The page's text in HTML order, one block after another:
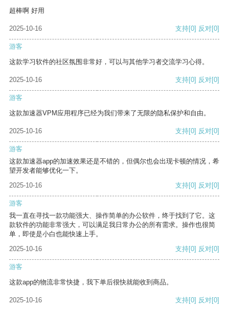
超棒啊 好用
2025-10-16 支持[0] 反对[0]
游客
这款学习软件的社区氛围非常好，可以与其他学习者交流学习心得。
2025-10-16 支持[0] 反对[0]
游客
这款加速器VPM应用程序已经为我们带来了无限的隐私保护和自由。
2025-10-16 支持[0] 反对[0]
游客
这款加速器app的加速效果还是不错的，但偶尔也会出现卡顿的情况，希
望开发者能够优化一下。
2025-10-16
支持[0] 反对[0]
游客
我一直在寻找一款功能强大、操作简单的办公软件，终于找到了它。这
款软件的功能非常强大，可以满足我日常办公的所有需求。操作也很简
单，即使是小白也能快速上手。
2025-10-16
支持[0] 反对[0]
游客
这款app的物流非常快捷，我下单后很快就能收到商品。
2025-10-16 支持[0] 反对[0]